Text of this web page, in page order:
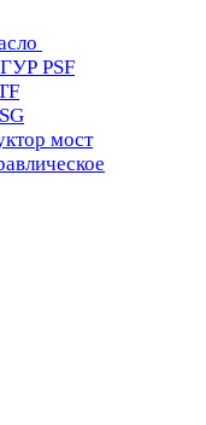
PSF
мост